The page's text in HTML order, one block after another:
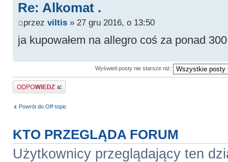
Re: Alkomat .
przez viltis» 27 gru 2016, o 13:50
ja kupowałem na allegro coś za ponad
Wyświetl posty nie starsze niż:
Odpowiedz
Powrót do Off-topic
KTO PRZEGLĄDA FORUM
Użytkownicy przeglądający ten